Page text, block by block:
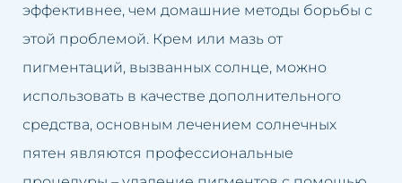
Неудачная татуировка
Обвисшая грудь
Нависшие веки
Обвисшие щеки
Подтяжка век
Увеличение губ
Подтяжка кожи лица
Удаление рубцов
эффективнее, чем домашние методы борьбы с
этой проблемой. Крем или мазь от
пигментаций, вызванных солнце, можно
использовать в качестве дополнительного
средства, основным лечением солнечных
пятен являются профессиональные